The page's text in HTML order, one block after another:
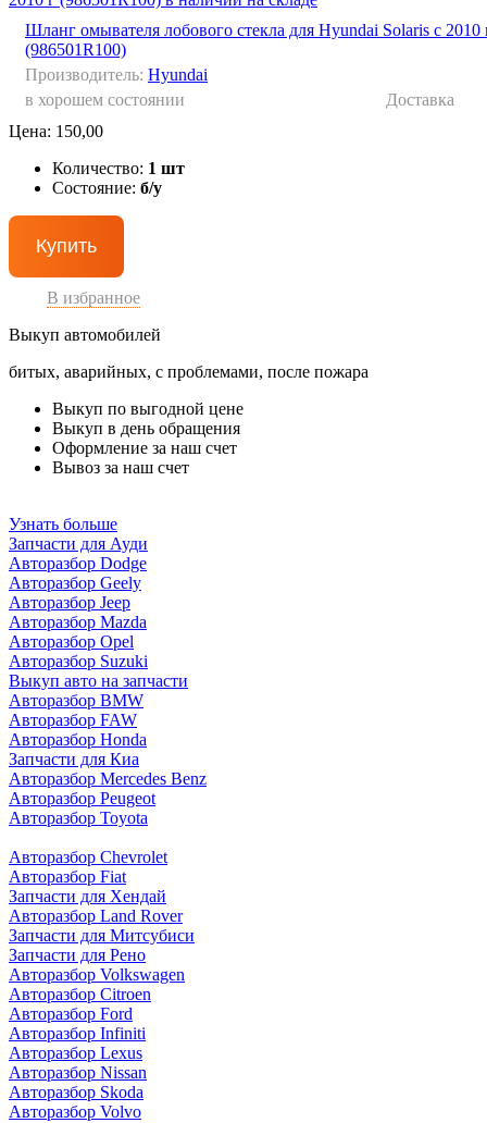
Шланг омывателя лобового стекла для Hyundai Solaris с 2010
(986501R100)
Производитель: Hyundai
в хорошем состоянии
Доставка
Цена: 150,00
Количество: 1 шт
Состояние: б/у
Купить
В избранное
Выкуп автомобилей
битых, аварийных, с проблемами, после пожара
Выкуп по выгодной цене
Выкуп в день обращения
Оформление за наш счет
Вывоз за наш счет
Узнать больше
Запчасти для Ауди
Авторазбор Dodge
Авторазбор Geely
Авторазбор Jeep
Авторазбор Mazda
Авторазбор Opel
Авторазбор Suzuki
Выкуп авто на запчасти
Авторазбор BMW
Авторазбор FAW
Авторазбор Honda
Запчасти для Киа
Авторазбор Mercedes Benz
Авторазбор Peugeot
Авторазбор Toyota
Авторазбор Chevrolet
Авторазбор Fiat
Запчасти для Хендай
Авторазбор Land Rover
Запчасти для Митсубиси
Запчасти для Рено
Авторазбор Volkswagen
Авторазбор Citroen
Авторазбор Ford
Авторазбор Infiniti
Авторазбор Lexus
Авторазбор Nissan
Авторазбор Skoda
Авторазбор Volvo